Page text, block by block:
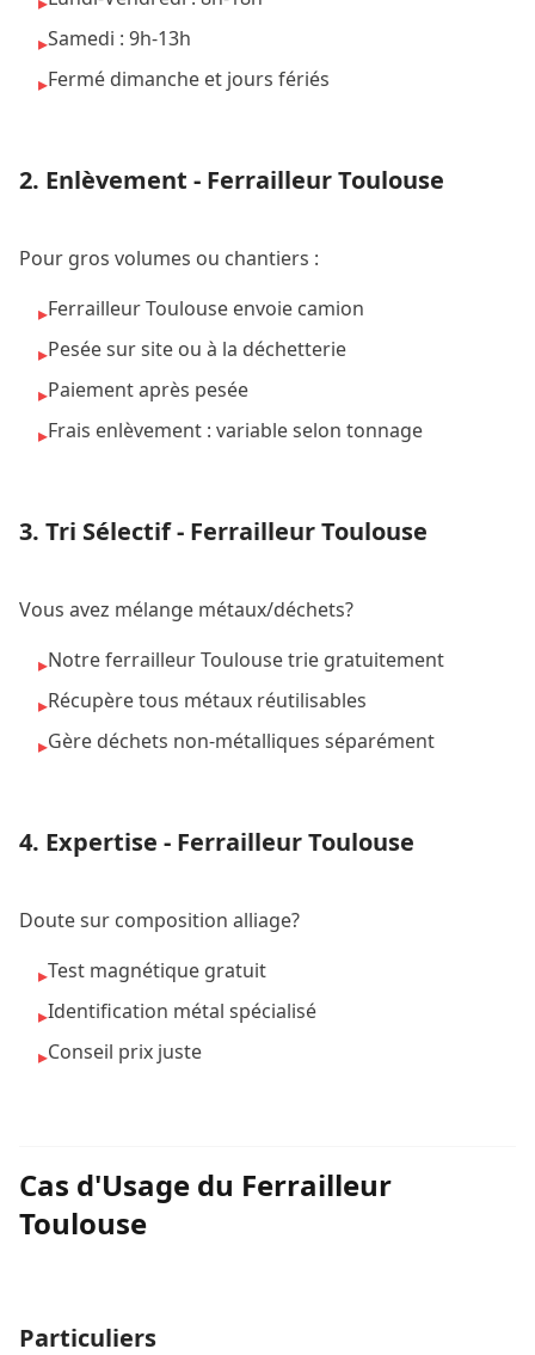
▸Samedi : 9h-13h
▸Fermé dimanche et jours fériés
2. Enlèvement - Ferrailleur Toulouse
Pour gros volumes ou chantiers :
▸Ferrailleur Toulouse envoie camion
▸Pesée sur site ou à la déchetterie
▸Paiement après pesée
▸Frais enlèvement : variable selon tonnage
3. Tri Sélectif - Ferrailleur Toulouse
Vous avez mélange métaux/déchets?
▸Notre ferrailleur Toulouse trie gratuitement
▸Récupère tous métaux réutilisables
▸Gère déchets non-métalliques séparément
4. Expertise - Ferrailleur Toulouse
Doute sur composition alliage?
▸Test magnétique gratuit
▸Identification métal spécialisé
▸Conseil prix juste
Cas d'Usage du Ferrailleur
Toulouse
Particuliers